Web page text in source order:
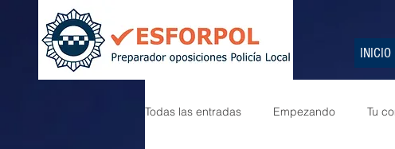
INICIO
Todas las entradas Empezando Tu